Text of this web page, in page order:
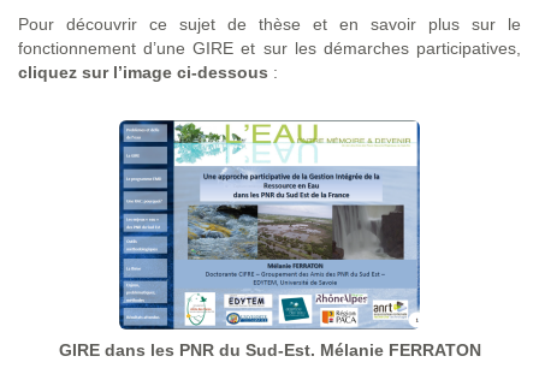
Pour découvrir ce sujet de thèse et en savoir plus sur le
fonctionnement d’une GIRE et sur les démarches participatives,
cliquez sur l’image ci-dessous :
GIRE dans les PNR du Sud-Est. Mélanie FERRATON